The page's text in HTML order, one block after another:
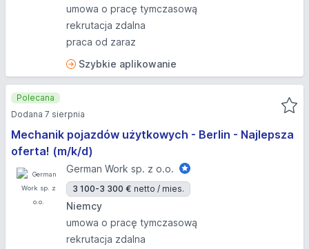
umowa o pracę tymczasową
rekrutacja zdalna
praca od zaraz
Szybkie aplikowanie
Mechanik pojazdów użytkowych - Berlin - Najlepsza
oferta! (m/k/d)
German Work sp. z o.o.
3 100-3 300 € netto / mies.
Niemcy
umowa o pracę tymczasową
rekrutacja zdalna
Polecana
Dodana 7 sierpnia